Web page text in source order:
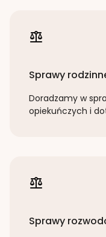
Sprawy
Doradzamy w
opiekuńczych i
Sprawy